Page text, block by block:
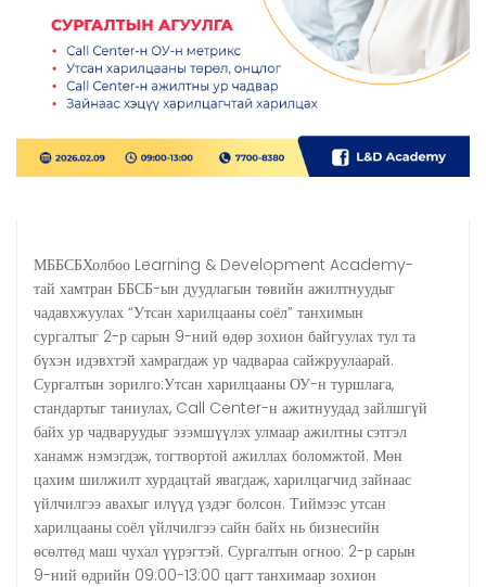
МББСБХолбоо Learning & Development Academy-
тай хамтран ББСБ-ын дуудлагын төвийн ажилтнуудыг
чадавхжуулах “Утсан харилцааны соёл” танхимын
сургалтыг 2-р сарын 9-ний өдөр зохион байгуулах тул та
бүхэн идэвхтэй хамрагдаж ур чадвараа сайжруулаарай.
Сургалтын зорилго:Утсан харилцааны ОУ-н туршлага,
стандартыг таниулах, Call Center-н ажитнуудад зайлшгүй
байх ур чадваруудыг эзэмшүүлэх улмаар ажилтны сэтгэл
ханамж нэмэгдэж, тогтвортой ажиллах боломжтой. Мөн
цахим шилжилт хурдацтай явагдаж, харилцагчид зайнаас
үйлчилгээ авахыг илүүд үздэг болсон. Тиймээс утсан
харилцааны соёл үйлчилгээ сайн байх нь бизнесийн
өсөлтөд маш чухал үүрэгтэй. Сургалтын огноо: 2-р сарын
9-ний өдрийн 09:00-13:00 цагт танхимаар зохион